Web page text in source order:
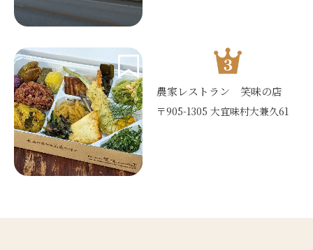
農家レストラン 笑味の店
〒905-1305 大宜味村大兼久61